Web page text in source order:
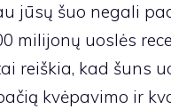
jūsų šuo negali
milijonų uoslės
reiškia, kad šuns
kvėpavimo ir